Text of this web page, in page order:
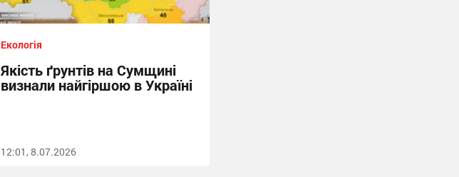
Екологія
Якість ґрунтів на Сумщині
визнали найгіршою в Україні
12:01, 8.07.2026